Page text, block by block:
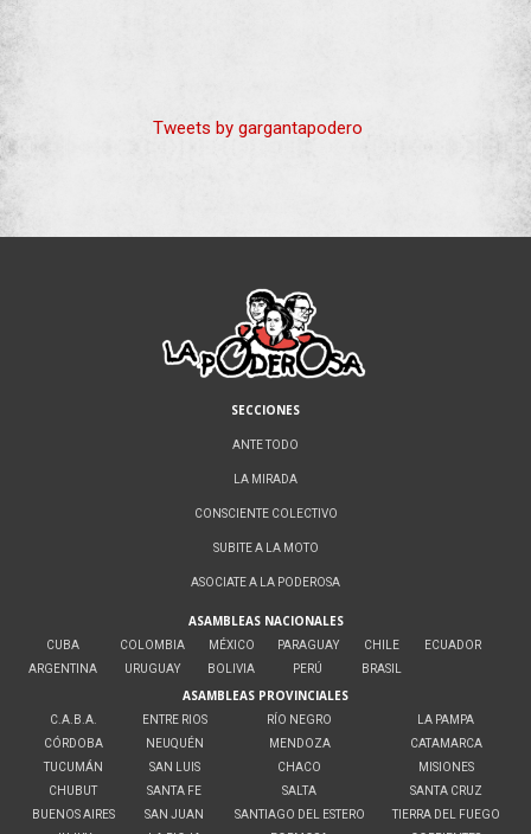
Tweets by gargantapodero
SECCIONES
ANTE TODO
LA MIRADA
CONSCIENTE COLECTIVO
SUBITE A LA MOTO
ASOCIATE A LA PODEROSA
ASAMBLEAS NACIONALES
CUBA
ARGENTINA
COLOMBIA
URUGUAY
MÉXICO
BOLIVIA
PARAGUAY
PERÚ
CHILE
BRASIL
ECUADOR
ASAMBLEAS PROVINCIALES
C.A.B.A.
CÓRDOBA
TUCUMÁN
CHUBUT
BUENOS AIRES
ENTRE RIOS
NEUQUÉN
SAN LUIS
SANTA FE
SAN JUAN
RÍO NEGRO
MENDOZA
CHACO
SALTA
SANTIAGO DEL ESTERO
LA PAMPA
CATAMARCA
MISIONES
SANTA CRUZ
TIERRA DEL FUEGO